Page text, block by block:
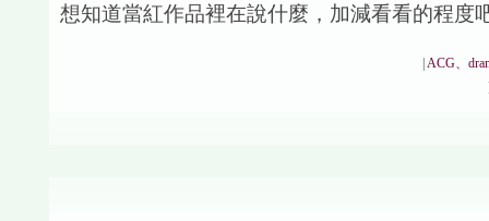
想知道當紅作品裡在說什麼，加減看看的程度
|ACG、